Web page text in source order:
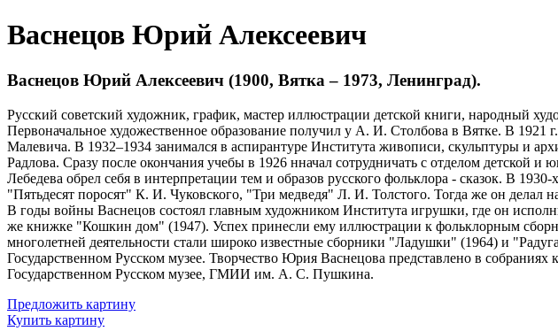
Васнецов Юрий Алексеевич
Васнецов Юрий Алексеевич (1900, Вятка – 1973, Ленинград).
Русский советский художник, график, мастер иллюстрации детской книги, народный
Первоначальное художественное образование получил у А. И. Столбова в Вятке. В
Малевича. В 1932–1934 занимался в аспирантуре Института живописи, скульптуры и
Радлова. Сразу после окончания учебы в 1926 нначал сотрудничать с отделом детской
Лебедева обрел себя в интерпретации тем и образов русского фольклора - сказок. В
"Пятьдесят поросят" К. И. Чуковского, "Три медведя" Л. И. Толстого. Тогда же он делал
В годы войны Васнецов состоял главным художником Института игрушки, где он
же книжке "Кошкин дом" (1947). Успех принесли ему иллюстрации к фольклорным
многолетней деятельности стали широко известные сборники "Ладушки" (1964) и
Государственном Русском музее. Творчество Юрия Васнецова представлено в
Государственном Русском музее, ГМИИ им. А. С. Пушкина.
Предложить картину
Купить картину